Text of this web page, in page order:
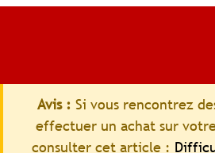
Avis : Si vous rencontrez
effectuer un achat sur
consulter cet article :